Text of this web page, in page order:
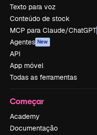
Texto para voz
Conteúdo de stock
MCP para Claude/ChatGPT
Agentes New
API
App móvel
Todas as ferramentas
Começar
Academy
Documentação